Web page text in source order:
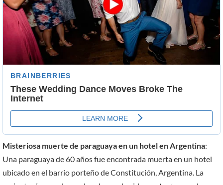
Misteriosa muerte de paraguaya en un hotel en Argentina:
Una paraguaya de 60 años fue encontrada muerta en un hotel
ubicado en el barrio porteño de Constitución, Argentina. La